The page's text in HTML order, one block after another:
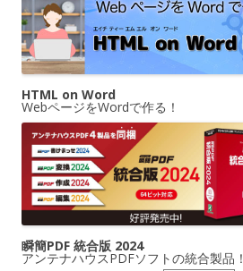
HTML on Word
WebページをWordで作る！
瞬簡PDF 統合版 2024
アンテナハウスPDFソフトの統合製品！